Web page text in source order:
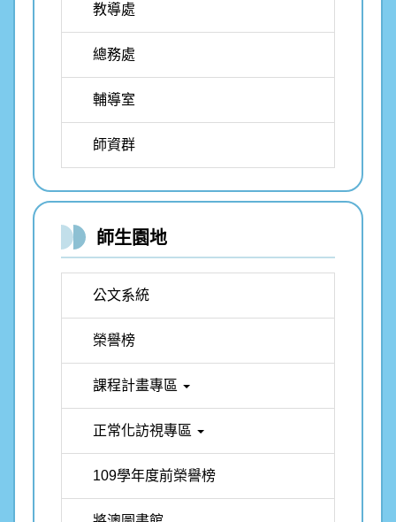
教導處
總務處
輔導室
師資群
師生園地
公文系統
榮譽榜
課程計畫專區
正常化訪視專區
109學年度前榮譽榜